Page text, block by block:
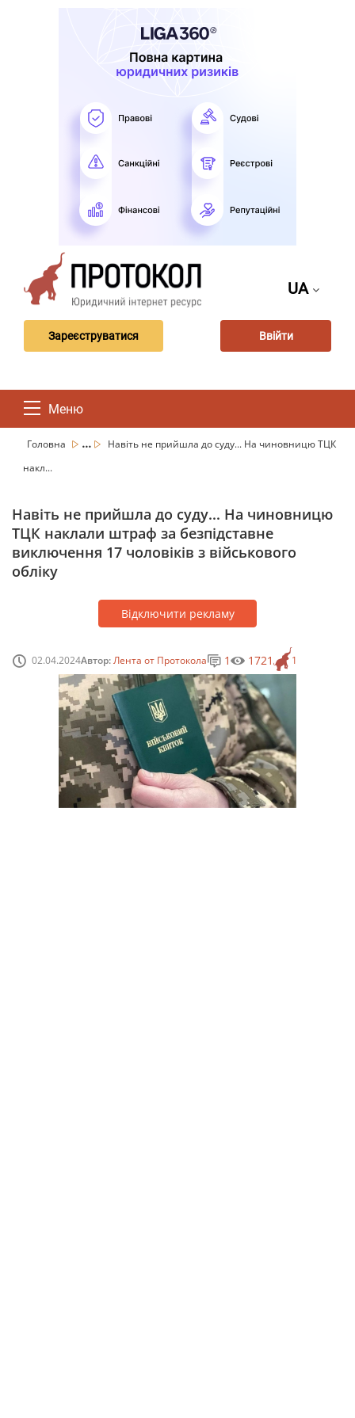
UA
Зареєструватися Ввійти
Меню
Головна ...
Навіть не прийшла до суду... На чиновницю ТЦК
накл...
Навіть не прийшла до суду... На чиновницю
ТЦК наклали штраф за безпідставне
виключення 17 чоловіків з військового
обліку
Відключити рекламу
02.04.2024Автор:Лента от Протокола 1
1 1721